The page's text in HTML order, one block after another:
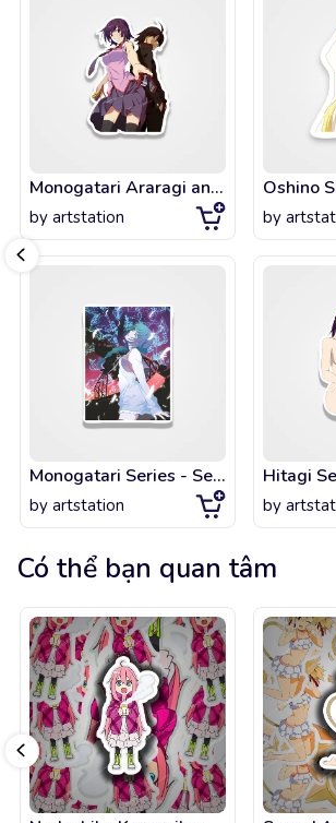
Monogatari Araragi and Hitagi
by artstation
Monogatari Series - Senjougahara Hitagi
by artstation
Oshino
by
by
Có thể bạn quan tâm